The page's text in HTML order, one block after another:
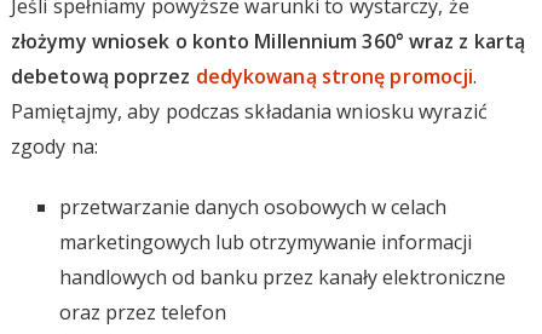
Jeśli spełniamy powyższe warunki to wystarczy, że
złożymy wniosek o konto Millennium 360° wraz z kartą
debetową poprzez dedykowaną stronę promocji.
Pamiętajmy, aby podczas składania wniosku wyrazić
zgody na:
przetwarzanie danych osobowych w celach
marketingowych lub otrzymywanie informacji
handlowych od banku przez kanały elektroniczne
oraz przez telefon